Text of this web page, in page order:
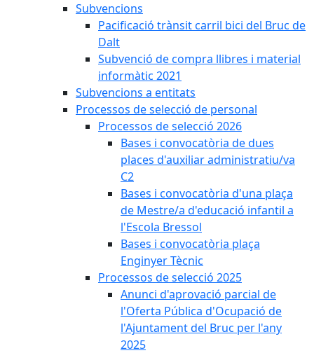
Subvencions
Pacificació trànsit carril bici del Bruc de
Dalt
Subvenció de compra llibres i material
informàtic 2021
Subvencions a entitats
Processos de selecció de personal
Processos de selecció 2026
Bases i convocatòria de dues
places d'auxiliar administratiu/va
C2
Bases i convocatòria d'una plaça
de Mestre/a d'educació infantil a
l'Escola Bressol
Bases i convocatòria plaça
Enginyer Tècnic
Processos de selecció 2025
Anunci d'aprovació parcial de
l'Oferta Pública d'Ocupació de
l'Ajuntament del Bruc per l'any
2025